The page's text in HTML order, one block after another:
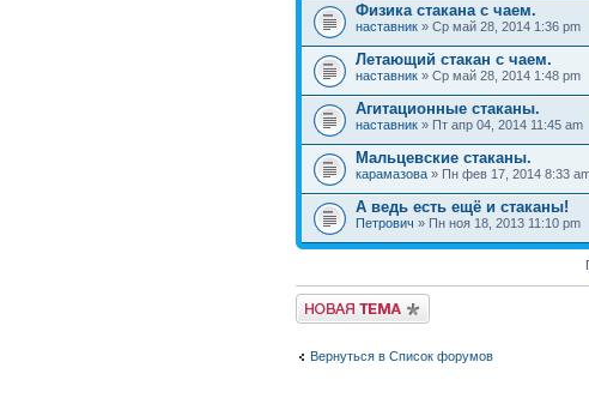
Физика стакана с чаем.
наставник » Ср май 28, 2014 1:36 pm
Летающий стакан с чаем.
наставник » Ср май 28, 2014 1:48 pm
Агитационные стаканы.
наставник » Пт апр 04, 2014 11:45 am
Мальцевские стаканы.
карамазова » Пн фев 17, 2014 8:33
А ведь есть ещё и стаканы!
Петрович » Пн ноя 18, 2013 11:10 pm
Вернуться в Список форумов